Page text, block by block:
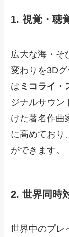
1. 視覚・聴
広大な海・そ
変わりを3D
は ミコライ・
ジナルサウン
けた著名作曲
に高めており
ができます。
2. 世界同時
世界中のプレ